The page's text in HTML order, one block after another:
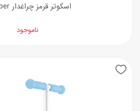
اسکوتر قرمز چراغدار Globber
ناموجود